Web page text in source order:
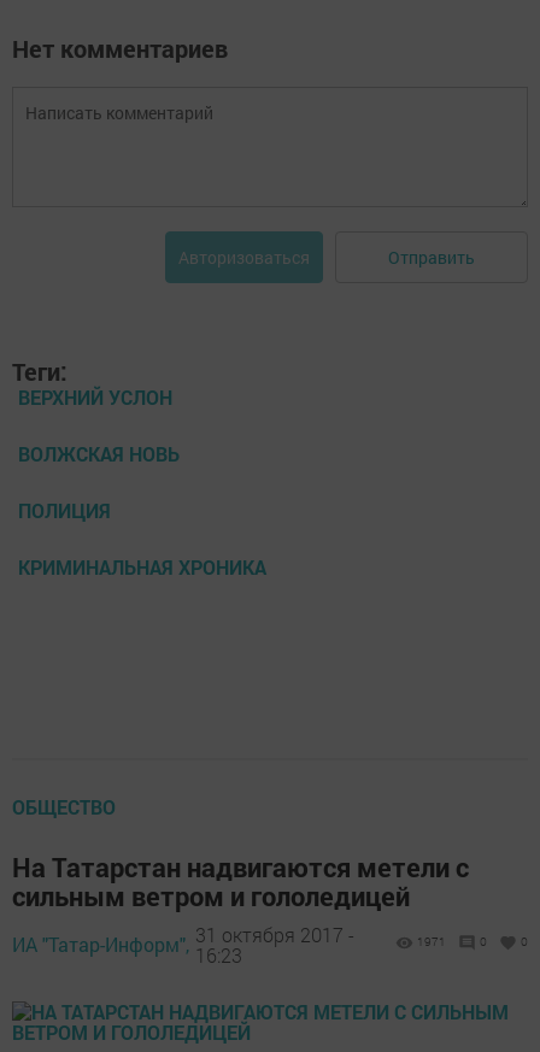
Нет комментариев
Авторизоваться Отправить
Теги:
ВЕРХНИЙ УСЛОН
ВОЛЖСКАЯ НОВЬ
ПОЛИЦИЯ
КРИМИНАЛЬНАЯ ХРОНИКА
ОБЩЕСТВО
На Татарстан надвигаются метели с
сильным ветром и гололедицей
ИА "Татар-Информ", 31 октября 2017 -
16:23
1971 0 0